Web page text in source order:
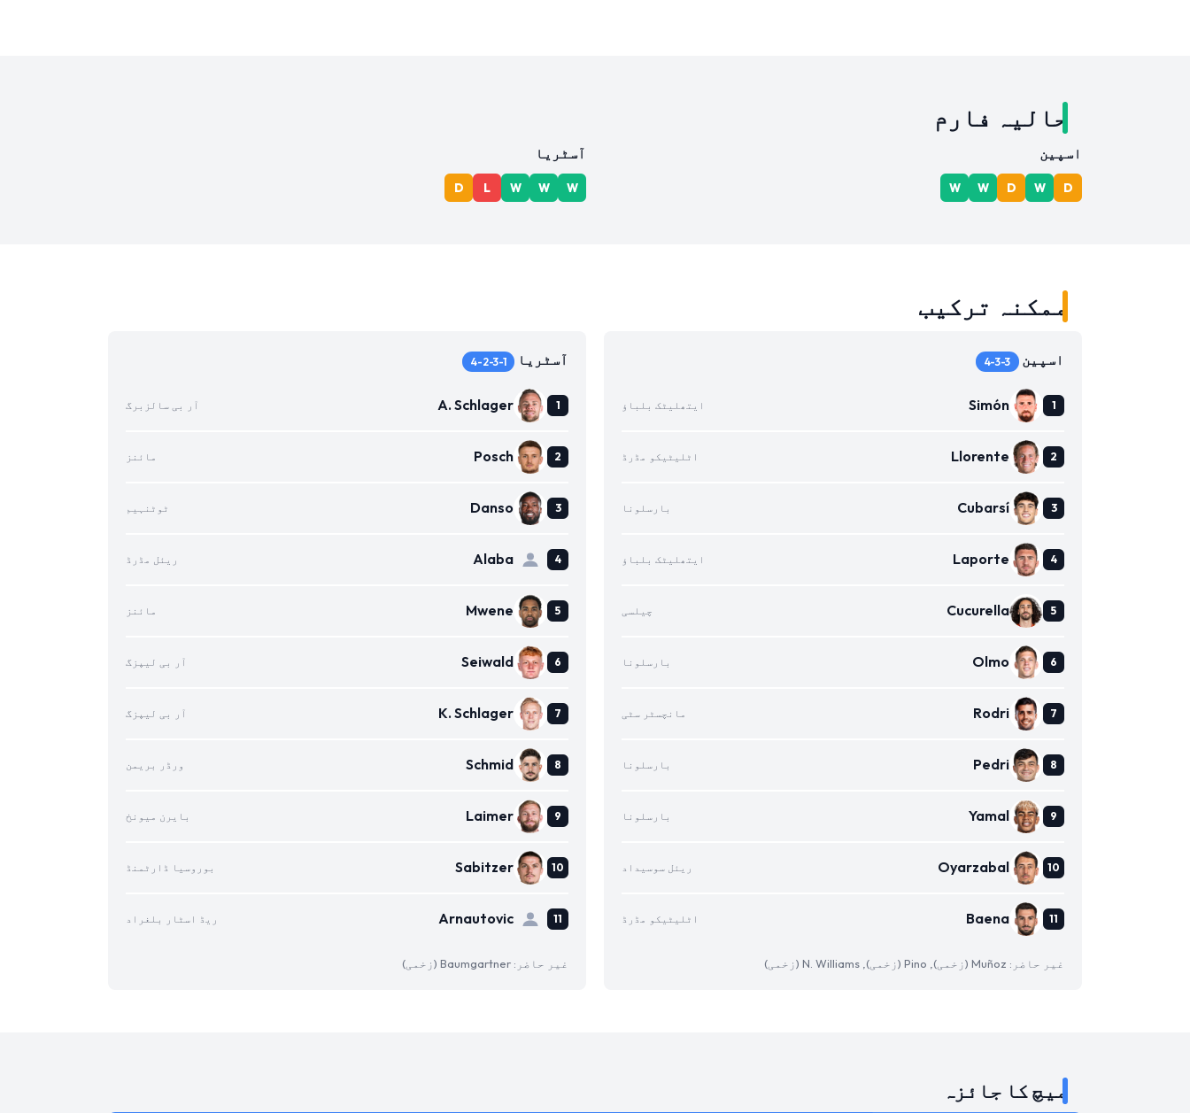
حالیہ فارم
اسپین
D
W
D
W
W
آسٹریا
W
W
W
L
D
ممکنہ ترکیب
اسپین 4-3-3
Simón ایتھلیٹک بلباؤ
Llorente اٹلیٹیکو مڈرڈ
Cubarsí بارسلونا
Laporte ایتھلیٹک بلباؤ
Cucurella چیلسی
Olmo بارسلونا
Rodri مانچسٹر سٹی
Pedri بارسلونا
Yamal بارسلونا
Oyarzabal ریئل سوسیداد
Baena اٹلیٹیکو مڈرڈ
غیر حاضر: Muñoz (زخمی), Pino (زخمی), N. Williams (زخمی)
آسٹریا 4-2-3-1
A. Schlager آر بی سالزبرگ
Posch مائنز
Danso ٹوٹنہیم
Alaba ریئل مڈرڈ
Mwene مائنز
Seiwald آر بی لیپزگ
K. Schlager آر بی لیپزگ
Schmid ورڈر بریمن
Laimer بایرن میونخ
Sabitzer بوروسیا ڈارٹمنڈ
Arnautovic ریڈ اسٹار بلغراد
غیر حاضر: Baumgartner (زخمی)
میچ کا جائزہ